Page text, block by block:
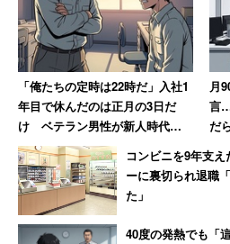
う。
「俺たちの定時は22時だ」入社1
年目で休んだのは正月の3日だ
け ベテラン男性が新人時代に
目撃した“退職ドミノ”の現場
【前編】
月
言
だ
コンビニを9年支
ーに裏切られ退職
た」
40度の発熱でも「